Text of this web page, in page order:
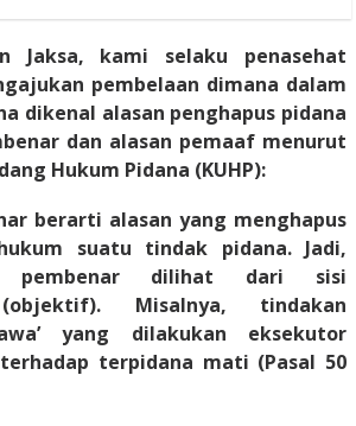
Jaksa, kami selaku penasehat
pembelaan dimana dalam
dikenal alasan penghapus pidana
dan alasan pemaaf menurut
Hukum Pidana (KUHP):
berarti alasan yang menghapus
suatu tindak pidana. Jadi,
pembenar dilihat dari sisi
Misalnya, tindakan
yang dilakukan eksekutor
terpidana mati (Pasal 50